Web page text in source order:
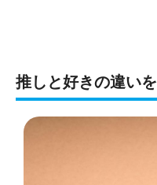
推しと好きの違い